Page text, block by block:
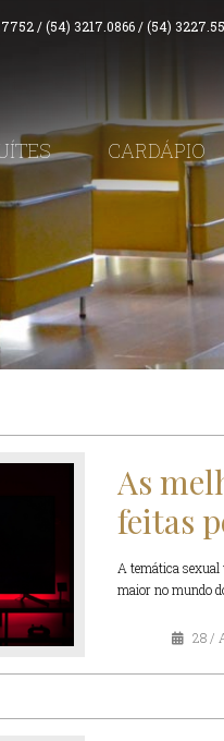
/(54) 3217.0866/(54)
CARDÁPIO
As
feitas
A temática sexual
maior no mundo
28 /